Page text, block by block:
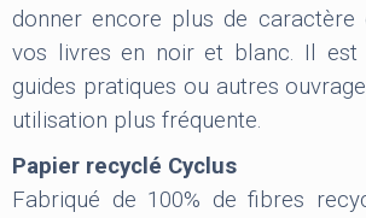
donner encore plus de caractère
vos livres en noir et blanc. Il est
guides pratiques ou autres
utilisation plus fréquente.
Papier recyclé Cyclus
Fabriqué de 100% de fibres